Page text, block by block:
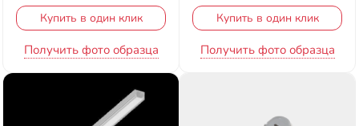
Купить в один клик
Получить фото образца
Купить в один клик
Получить фото образца